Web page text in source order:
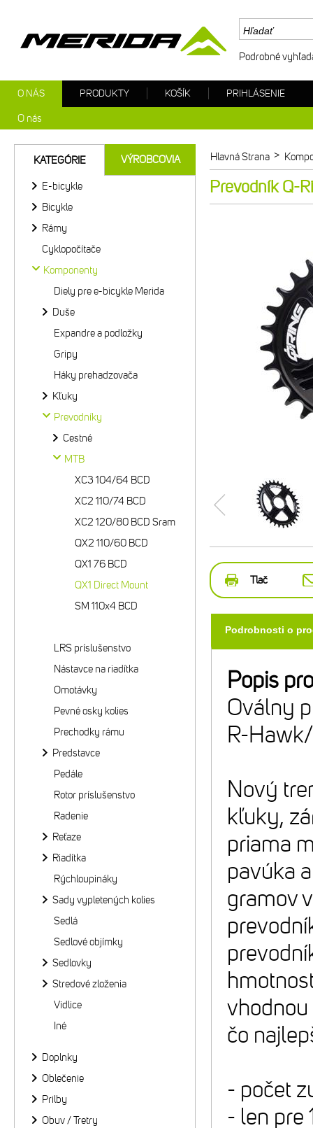
Hlavná Strana >
Prevodník Q-
Tlač
Podrobnosti o
Popis
Oválny
R-
Nový
kľuky,
priama
pavúka
gramov
čo
- počet
- len pre
KATEGÓRIE VÝROBCOVIA
E-bicykle
Bicykle
Rámy
Cyklopočítače
Komponenty
Diely pre e-bicykle Merida
Duše
Expandre a podložky
Gripy
Háky prehadzovača
Kľuky
Prevodníky
Cestné
MTB
XC3 104/64 BCD
XC2 110/74 BCD
XC2 120/80 BCD Sram
QX2 110/60 BCD
QX1 76 BCD
QX1 Direct Mount
SM 110x4 BCD
LRS príslušenstvo
Nástavce na riadítka
Omotávky
Pevné osky kolies
Prechodky rámu
Predstavce
Pedále
Rotor príslušenstvo
Radenie
Reťaze
Riadítka
Rýchloupináky
Sady vypletených kolies
Sedlá
Sedlové objímky
Sedlovky
Stredové zloženia
Vidlice
Iné
Doplnky
Oblečenie
Prilby
Obuv / Tretry
Podrobné
O NÁS
O nás
PRODUKTY KOŠÍK PRIHLÁSENIE